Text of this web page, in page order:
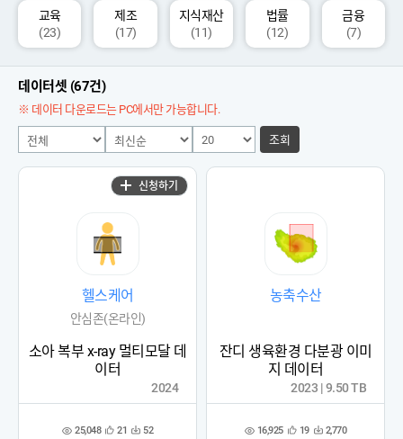
교육
(23)
제조
(17)
지식재산
(11)
법률
(12)
금융
(7)
데이터셋 (67건)
※ 데이터 다운로드는 PC에서만 가능합니다.
조회
헬스케어
안심존(온라인)
소아 복부 x-ray 멀티모달 데
이터
조 25,048 관 21 다 52
2024
신청하기
농축수산
잔디 생육환경 다분광 이미
지 데이터
조 16,925 관 19 다 2,770
2023 | 9.50 TB